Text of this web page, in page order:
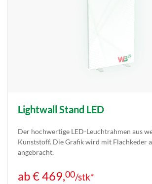
Lightwall Stand LED
Der hochwertige LED-Leuchtrahmen aus
Kunststoff. Die Grafik wird mit Flachkeder
angebracht.
ab € 469,00/stk*